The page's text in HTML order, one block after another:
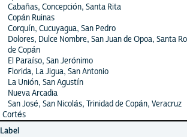
Cabañas, Concepción, Santa Rita
Copán Ruinas
Corquín, Cucuyagua, San Pedro
Dolores, Dulce Nombre, San Juan de Opoa, Santa
de Copán
El Paraíso, San Jerónimo
Florida, La Jigua, San Antonio
La Unión, San Agustín
Nueva Arcadia
San José, San Nicolás, Trinidad de Copán, Veracruz
Cortés
Label